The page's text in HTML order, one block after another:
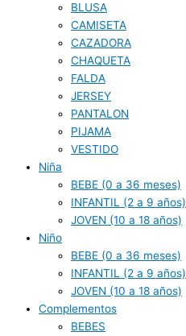
BLUSA
CAMISETA
CAZADORA
CHAQUETA
FALDA
JERSEY
PANTALON
PIJAMA
VESTIDO
Niña
BEBE (0 a 36 meses)
INFANTIL (2 a 9 años)
JOVEN (10 a 18 años)
Niño
BEBE (0 a 36 meses)
INFANTIL (2 a 9 años)
JOVEN (10 a 18 años)
Complementos
BEBES